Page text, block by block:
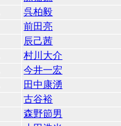
呉柏毅
前田亮
辰己茜
村川大介
今井一宏
田中康湧
古谷裕
森野節男